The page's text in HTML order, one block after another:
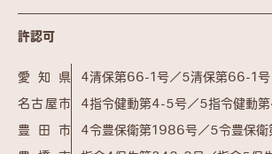
許認可
愛知県 4清保第66-1号／5清保第66-1号
名古屋市 4指令健動第4-5号／5指令健動
豊田市 4令豊保衛第1986号／5令豊保